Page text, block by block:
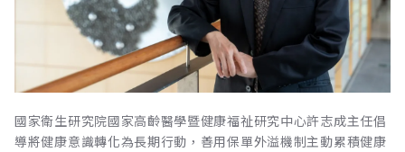
國家衛生研究院國家高齡醫學暨健康福祉研究中心許志成主任倡
導將健康意識轉化為長期行動，善用保單外溢機制主動累積健康